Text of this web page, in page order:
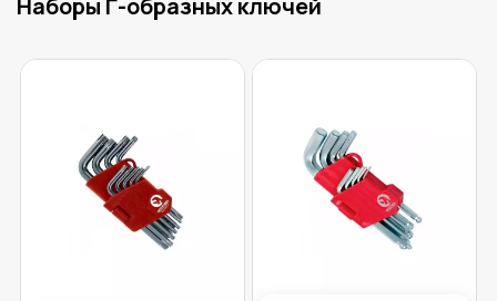
Наборы Г-образных ключей